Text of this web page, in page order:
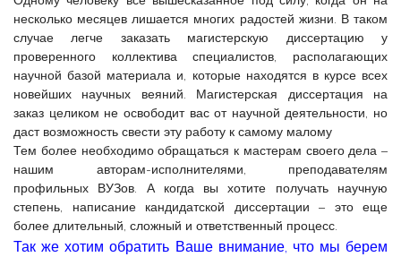
несколько месяцев лишается многих радостей жизни. В таком
случае легче заказать магистерскую диссертацию у
проверенного коллектива специалистов, располагающих
научной базой материала и, которые находятся в курсе всех
новейших научных веяний. Магистерская диссертация на
заказ целиком не освободит вас от научной деятельности, но
даст возможность свести эту работу к самому малому
Тем более необходимо обращаться к мастерам своего дела –
нашим авторам-исполнителями, преподавателям
профильных ВУЗов. А когда вы хотите получать научную
степень, написание кандидатской диссертации – это еще
более длительный, сложный и ответственный процесс.
Так же хотим обратить Ваше внимание, что мы берем